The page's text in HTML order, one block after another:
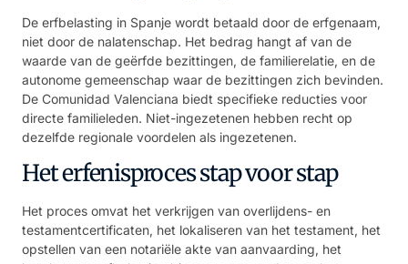
De erfbelasting in Spanje wordt betaald door de erfgenaam,
niet door de nalatenschap. Het bedrag hangt af van de
waarde van de geërfde bezittingen, de familierelatie, en de
autonome gemeenschap waar de bezittingen zich bevinden.
De Comunidad Valenciana biedt specifieke reducties voor
directe familieleden. Niet-ingezetenen hebben recht op
dezelfde regionale voordelen als ingezetenen.
Het erfenisproces stap voor stap
Het proces omvat het verkrijgen van overlijdens- en
testamentcertificaten, het lokaliseren van het testament, het
opstellen van een notariële akte van aanvaarding, het